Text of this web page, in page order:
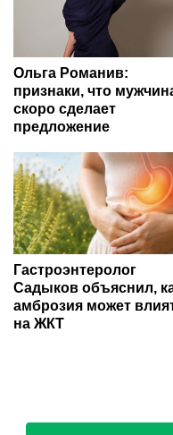
Ольга Романив:
признаки, что
скоро сделает
предложение
Гастроэнтеролог
Садыков объяснил,
амброзия может
на ЖКТ